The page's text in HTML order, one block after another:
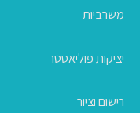
משרביות
יציקות פוליאסטר
רישום וציור